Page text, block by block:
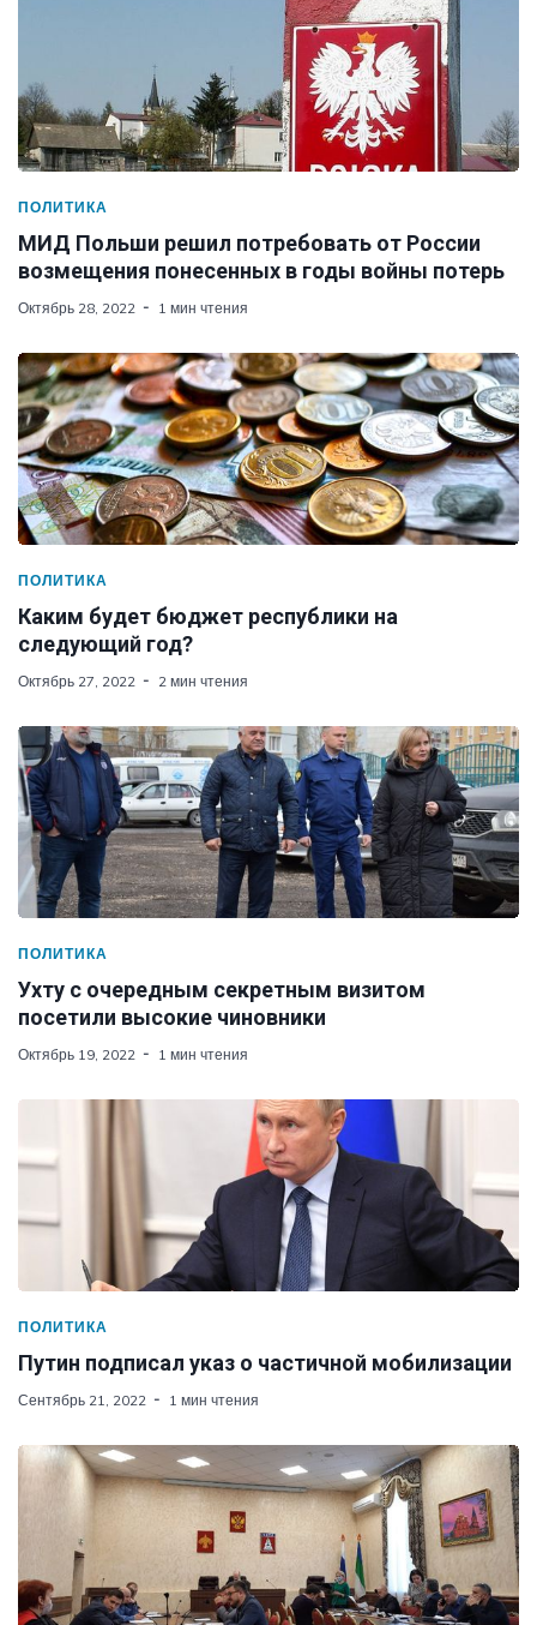
ПОЛИТИКА
МИД Польши решил потребовать от России
возмещения понесенных в годы войны потерь
Октябрь 28, 2022 1 мин чтения
ПОЛИТИКА
Каким будет бюджет республики на
следующий год?
Октябрь 27, 2022 2 мин чтения
ПОЛИТИКА
Ухту с очередным секретным визитом
посетили высокие чиновники
Октябрь 19, 2022 1 мин чтения
ПОЛИТИКА
Путин подписал указ о частичной мобилизации
Сентябрь 21, 2022 1 мин чтения